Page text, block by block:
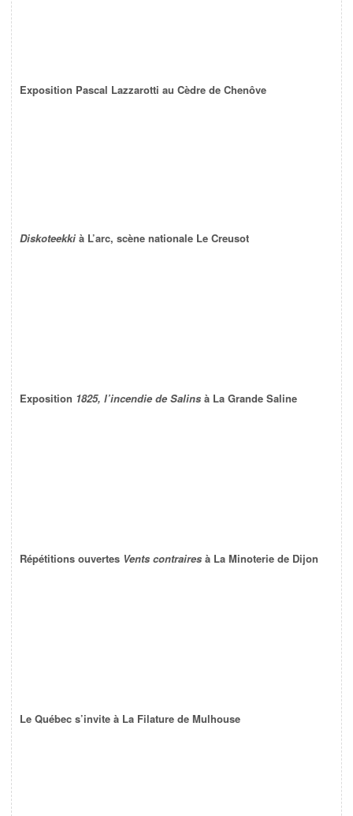
Exposition Pascal Lazzarotti au Cèdre de Chenôve
Diskoteekki à L’arc, scène nationale Le Creusot
Exposition 1825, l’incendie de Salins à La Grande Saline
Répétitions ouvertes Vents contraires à La Minoterie de Dijon
Le Québec s’invite à La Filature de Mulhouse